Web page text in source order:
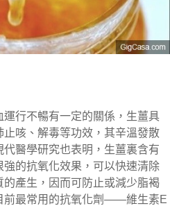
行不暢有一定的關係，生薑具
咳、解毒等功效，其辛溫發散
醫學研究也表明，生薑裏含有
的抗氧化效果，可以快速清除
產生，因而可防止或減少脂褐
前最常用的抗氧化劑——維生素E